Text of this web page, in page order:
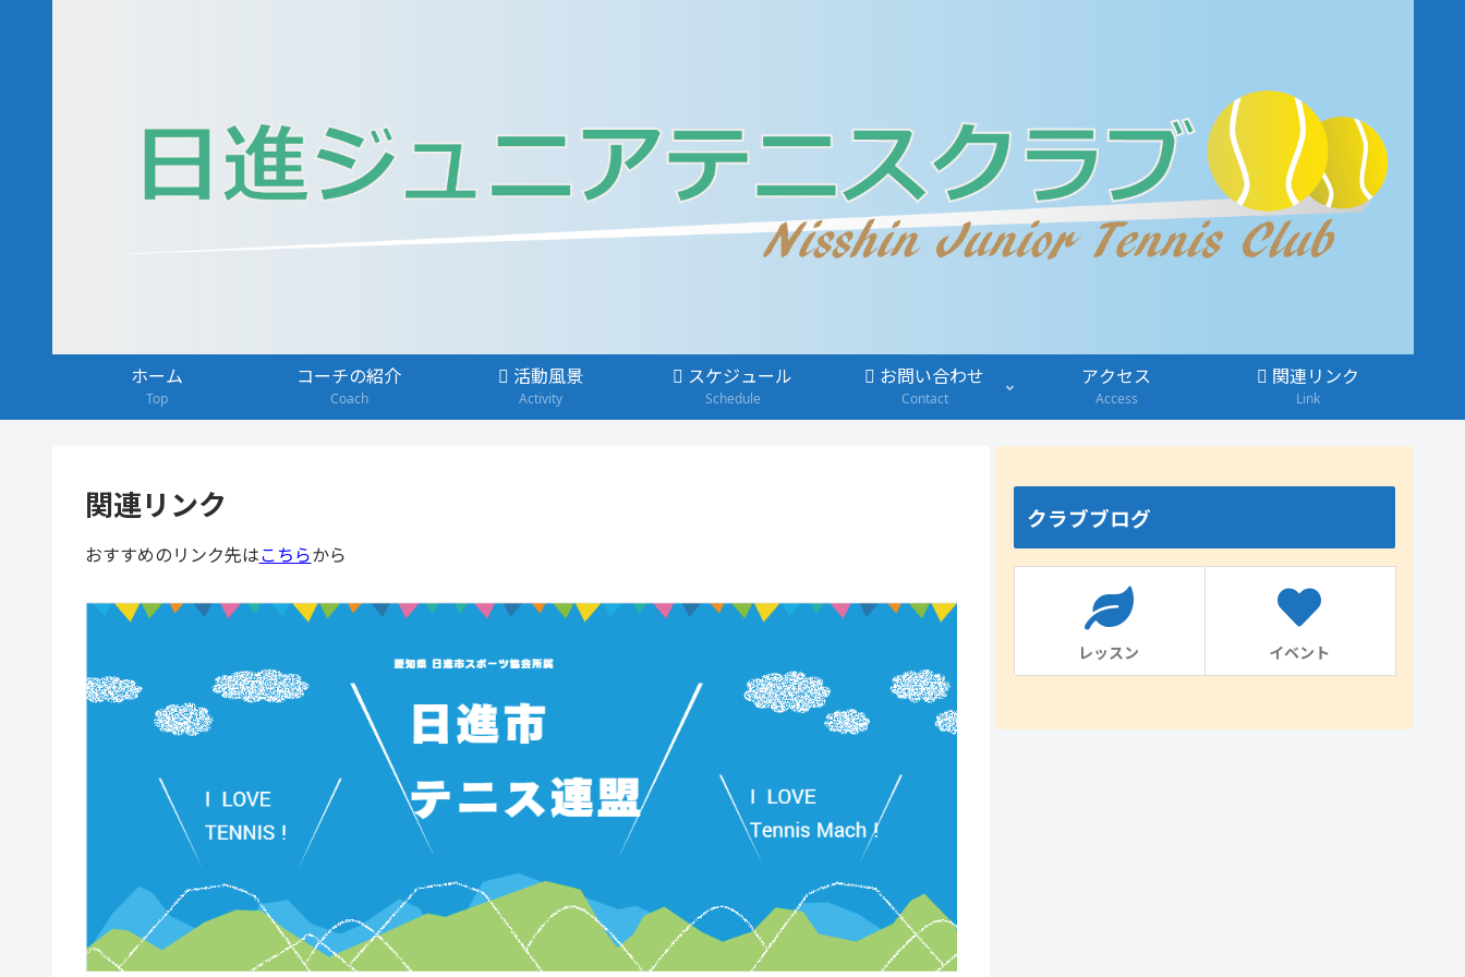
ホーム
Top
コーチの紹介
Coach
活動風景
Activity
スケジュール
Schedule
お問い合わせ
Contact
アクセス
Access
関連リンク
Link
関連リンク
おすすめのリンク先はこちらから
クラブブログ
レッスン イベント